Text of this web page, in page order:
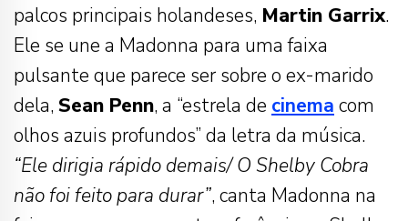
palcos principais holandeses, Martin Garrix.
Ele se une a Madonna para uma faixa
pulsante que parece ser sobre o ex-marido
dela, Sean Penn, a “estrela de cinema com
olhos azuis profundos” da letra da música.
“Ele dirigia rápido demais/ O Shelby Cobra
não foi feito para durar”, canta Madonna na